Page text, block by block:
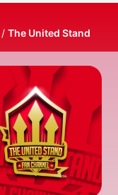
The United Stand